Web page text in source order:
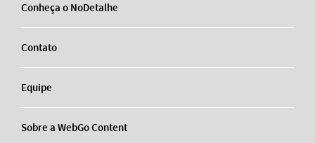
Conheça o NoDetalhe
Contato
Equipe
Sobre a WebGo Content